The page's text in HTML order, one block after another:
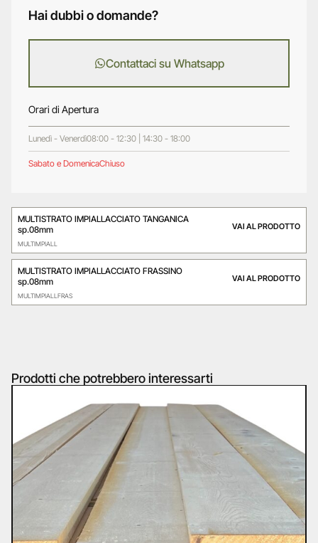
Hai dubbi o domande?
Contattaci su Whatsapp
Orari di Apertura
Lunedì - Venerdì08:00 - 12:30 | 14:30 - 18:00
Sabato e DomenicaChiuso
MULTISTRATO IMPIALLACCIATO TANGANICA
sp.08mm
MULTIMPIALL
VAI AL PRODOTTO
MULTISTRATO IMPIALLACCIATO FRASSINO
sp.08mm
MULTIMPIALLFRAS
VAI AL PRODOTTO
Prodotti che potrebbero interessarti